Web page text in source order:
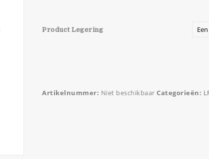
Product Legering
Artikelnummer: Niet beschikbaar Categorieën: